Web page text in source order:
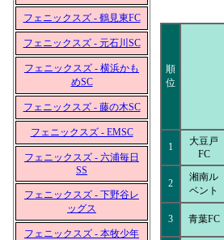
フェニックスズ - 鶴見東FC
フェニックスズ - 元石川SC
フェニックスズ - 横浜かも
めSC
フェニックスズ - 藤の木SC
フェニックスズ - EMSC
フェニックスズ - 六浦毎日
SS
フェニックスズ - 下野谷レ
ッグス
フェニックスズ - 本牧少年
順
位
1
大豆戸
FC
2
湘南ル
ベント
3 青葉FC